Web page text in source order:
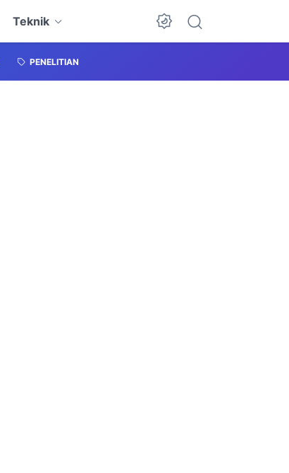
Teknik
PENELITIAN